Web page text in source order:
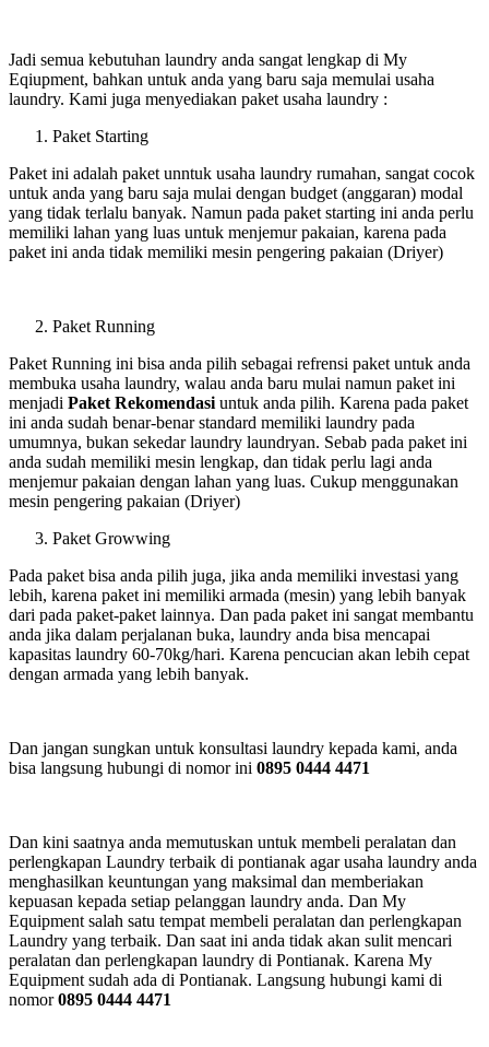
Jadi semua kebutuhan laundry anda sangat lengkap di My
Eqiupment, bahkan untuk anda yang baru saja memulai usaha
laundry. Kami juga menyediakan paket usaha laundry :
Paket Starting
Paket ini adalah paket unntuk usaha laundry rumahan, sangat cocok
untuk anda yang baru saja mulai dengan budget (anggaran) modal
yang tidak terlalu banyak. Namun pada paket starting ini anda perlu
memiliki lahan yang luas untuk menjemur pakaian, karena pada
paket ini anda tidak memiliki mesin pengering pakaian (Driyer)
Paket Running
Paket Running ini bisa anda pilih sebagai refrensi paket untuk anda
membuka usaha laundry, walau anda baru mulai namun paket ini
menjadi Paket Rekomendasi untuk anda pilih. Karena pada paket
ini anda sudah benar-benar standard memiliki laundry pada
umumnya, bukan sekedar laundry laundryan. Sebab pada paket ini
anda sudah memiliki mesin lengkap, dan tidak perlu lagi anda
menjemur pakaian dengan lahan yang luas. Cukup menggunakan
mesin pengering pakaian (Driyer)
Paket Growwing
Pada paket bisa anda pilih juga, jika anda memiliki investasi yang
lebih, karena paket ini memiliki armada (mesin) yang lebih banyak
dari pada paket-paket lainnya. Dan pada paket ini sangat membantu
anda jika dalam perjalanan buka, laundry anda bisa mencapai
kapasitas laundry 60-70kg/hari. Karena pencucian akan lebih cepat
dengan armada yang lebih banyak.
Dan jangan sungkan untuk konsultasi laundry kepada kami, anda
bisa langsung hubungi di nomor ini 0895 0444 4471
Dan kini saatnya anda memutuskan untuk membeli peralatan dan
perlengkapan Laundry terbaik di pontianak agar usaha laundry anda
menghasilkan keuntungan yang maksimal dan memberiakan
kepuasan kepada setiap pelanggan laundry anda. Dan My
Equipment salah satu tempat membeli peralatan dan perlengkapan
Laundry yang terbaik. Dan saat ini anda tidak akan sulit mencari
peralatan dan perlengkapan laundry di Pontianak. Karena My
Equipment sudah ada di Pontianak. Langsung hubungi kami di
nomor0895 0444 4471